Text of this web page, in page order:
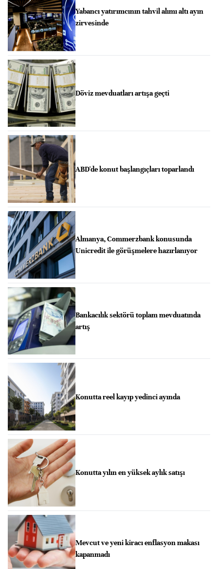
Yabancı yatırımcının tahvil alımı altı ayın
zirvesinde
Döviz mevduatları artışa geçti
ABD'de konut başlangıçları toparlandı
Almanya, Commerzbank konusunda
Unicredit ile görüşmelere hazırlanıyor
Bankacılık sektörü toplam mevduatında
artış
Konutta reel kayıp yedinci ayında
Konutta yılın en yüksek aylık satışı
Mevcut ve yeni kiracı enflasyon makası
kapanmadı